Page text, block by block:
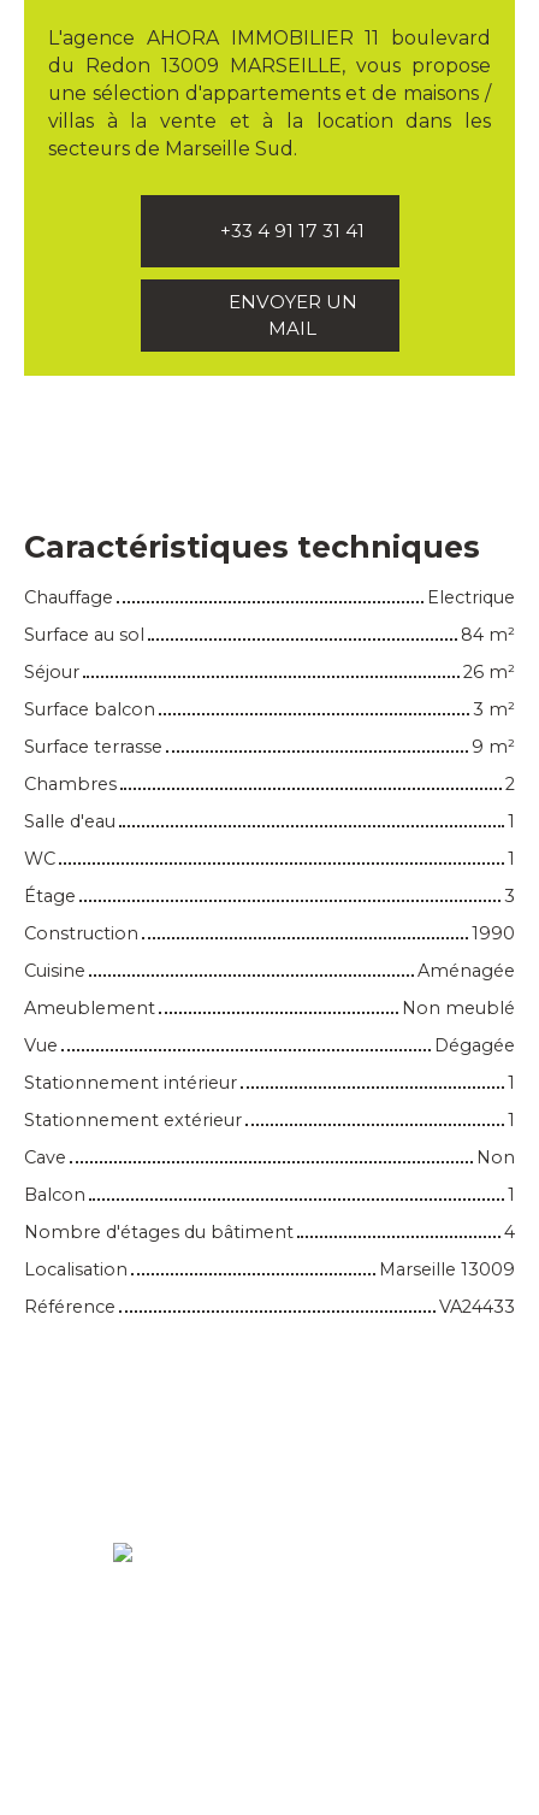
L'agence AHORA IMMOBILIER 11 boulevard
du Redon 13009 MARSEILLE, vous propose
une sélection d'appartements et de maisons /
villas à la vente et à la location dans les
secteurs de Marseille Sud.
+33 4 91 17 31 41
ENVOYER UN
MAIL
Caractéristiques techniques
Chauffage
Electrique
Surface au sol
84 m²
Séjour
26 m²
Surface balcon
3 m²
Surface terrasse
9 m²
Chambres
2
Salle d'eau
1
WC
1
Étage
3
Construction
1990
Cuisine
Aménagée
Ameublement
Non meublé
Vue
Dégagée
Stationnement intérieur
1
Stationnement extérieur
1
Cave
Non
Balcon
1
Nombre d'étages du bâtiment
4
Localisation
Marseille 13009
Référence
VA24433